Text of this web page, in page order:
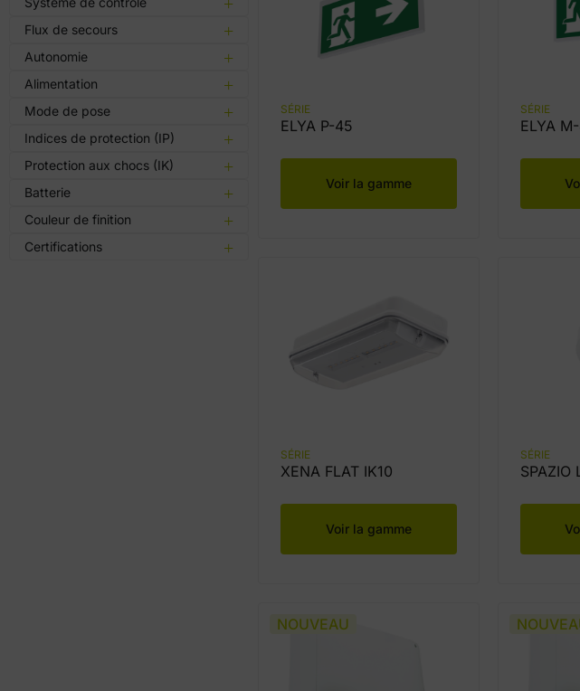
Flux de secours
Autonomie
Alimentation
Mode de pose
Indices de protection (IP)
Protection aux chocs (IK)
Batterie
Couleur de finition
Certifications
SÉRIE
ELYA P-45
Voir la gamme
SÉRIE
ELYA
SÉRIE
XENA FLAT IK10
Voir la gamme
SÉRIE
SPAZIO
NOUVEAU